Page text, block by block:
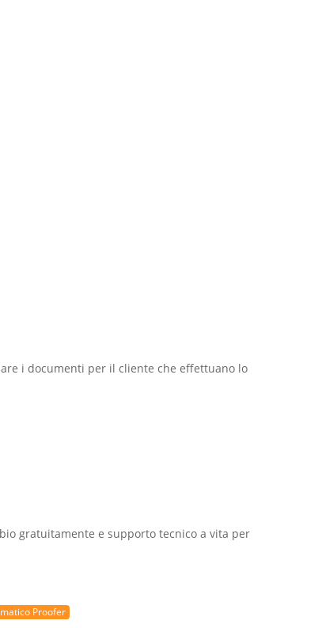
i documenti per il cliente che effettuano lo
gratuitamente e supporto tecnico a vita per
Proofer